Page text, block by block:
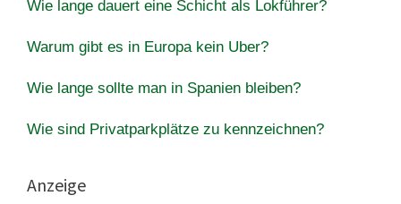
Wie lange dauert eine Schicht als Lokführer?
Warum gibt es in Europa kein Uber?
Wie lange sollte man in Spanien bleiben?
Wie sind Privatparkplätze zu kennzeichnen?
Anzeige